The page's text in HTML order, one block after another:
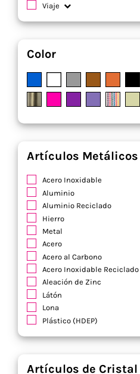
Viaje
Color
Artículos Metálicos
Acero Inoxidable
Aluminio
Aluminio Reciclado
Hierro
Metal
Acero
Acero al Carbono
Acero Inoxidable Reciclado
Aleación de Zinc
Látón
Lona
Plástico (HDEP)
Artículos de Cristal